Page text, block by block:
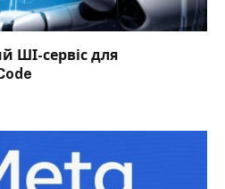
ШІ-сервіс для